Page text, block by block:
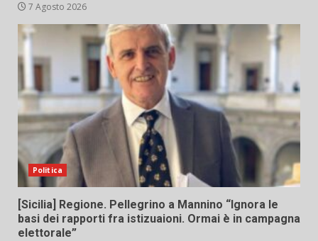
7 Agosto 2026
Politica
[Sicilia] Regione. Pellegrino a Mannino “Ignora le
basi dei rapporti fra istizuaioni. Ormai è in campagna
elettorale”